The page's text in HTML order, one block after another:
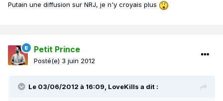
Putain une diffusion sur NRJ, je n'y croyais plus
Petit Prince
Posté(e) 3 juin 2012
Le 03/06/2012 à 16:09, LoveKills a dit :